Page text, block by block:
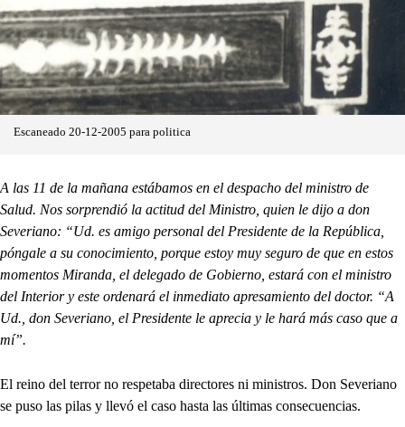
Escaneado 20-12-2005 para politica
A las 11 de la mañana estábamos en el despacho del ministro de
Salud. Nos sorprendió la actitud del Ministro, quien le dijo a don
Severiano: “Ud. es amigo personal del Presidente de la República,
póngale a su conocimiento, porque estoy muy seguro de que en estos
momentos Miranda, el delegado de Gobierno, estará con el ministro
del Interior y este ordenará el inmediato apresamiento del doctor. “A
Ud., don Severiano, el Presidente le aprecia y le hará más caso que a
mí”.
El reino del terror no respetaba directores ni ministros. Don Severiano
se puso las pilas y llevó el caso hasta las últimas consecuencias.